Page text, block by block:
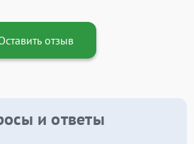
отзыв
и ответы